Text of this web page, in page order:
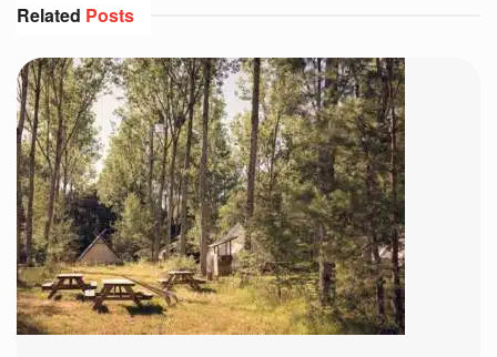
Related Posts